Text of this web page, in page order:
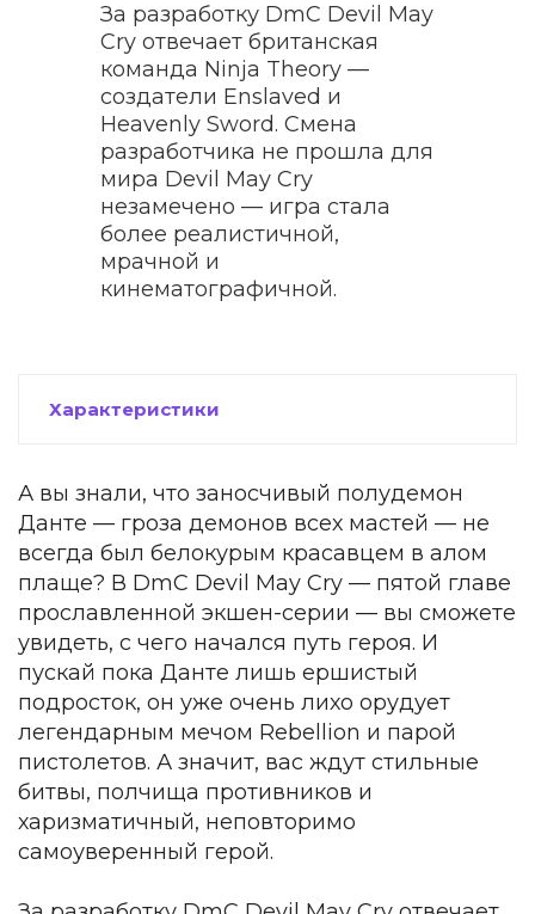
За разработку DmC Devil May
Cry отвечает британская
команда Ninja Theory —
создатели Enslaved и
Heavenly Sword. Смена
разработчика не прошла для
мира Devil May Cry
незамечено — игра стала
более реалистичной,
мрачной и
кинематографичной.
Характеристики
А вы знали, что заносчивый полудемон
Данте — гроза демонов всех мастей — не
всегда был белокурым красавцем в алом
плаще? В DmC Devil May Cry — пятой главе
прославленной экшен-серии — вы сможете
увидеть, с чего начался путь героя. И
пускай пока Данте лишь ершистый
подросток, он уже очень лихо орудует
легендарным мечом Rebellion и парой
пистолетов. А значит, вас ждут стильные
битвы, полчища противников и
харизматичный, неповторимо
самоуверенный герой.